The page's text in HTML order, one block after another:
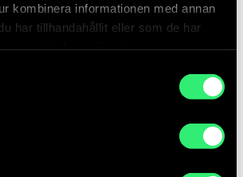
kombinera informationen med annan
har tillhandahållit eller som de har
Huang Yong Ping vann
Rainbow Snake en tävling om att
station Haga.
beställt av Trafikverket och